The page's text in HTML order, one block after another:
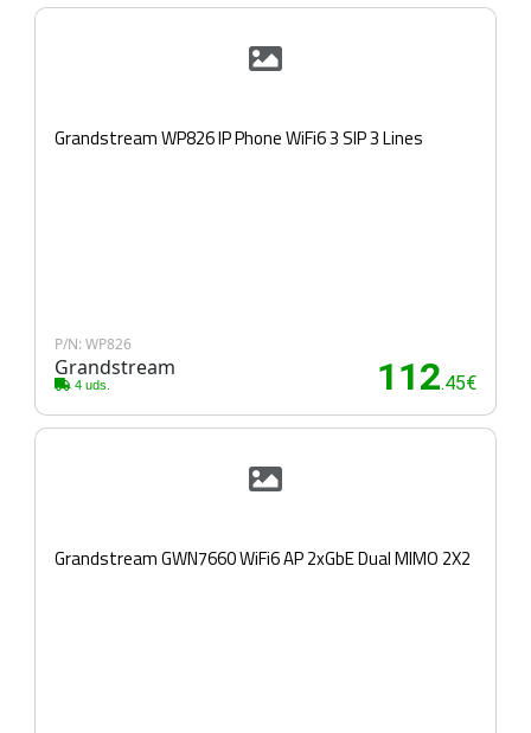
Grandstream WP826 IP Phone WiFi6 3 SIP 3 Lines
P/N: WP826
Grandstream
4 uds. 112.45€
Grandstream GWN7660 WiFi6 AP 2xGbE Dual MIMO 2X2